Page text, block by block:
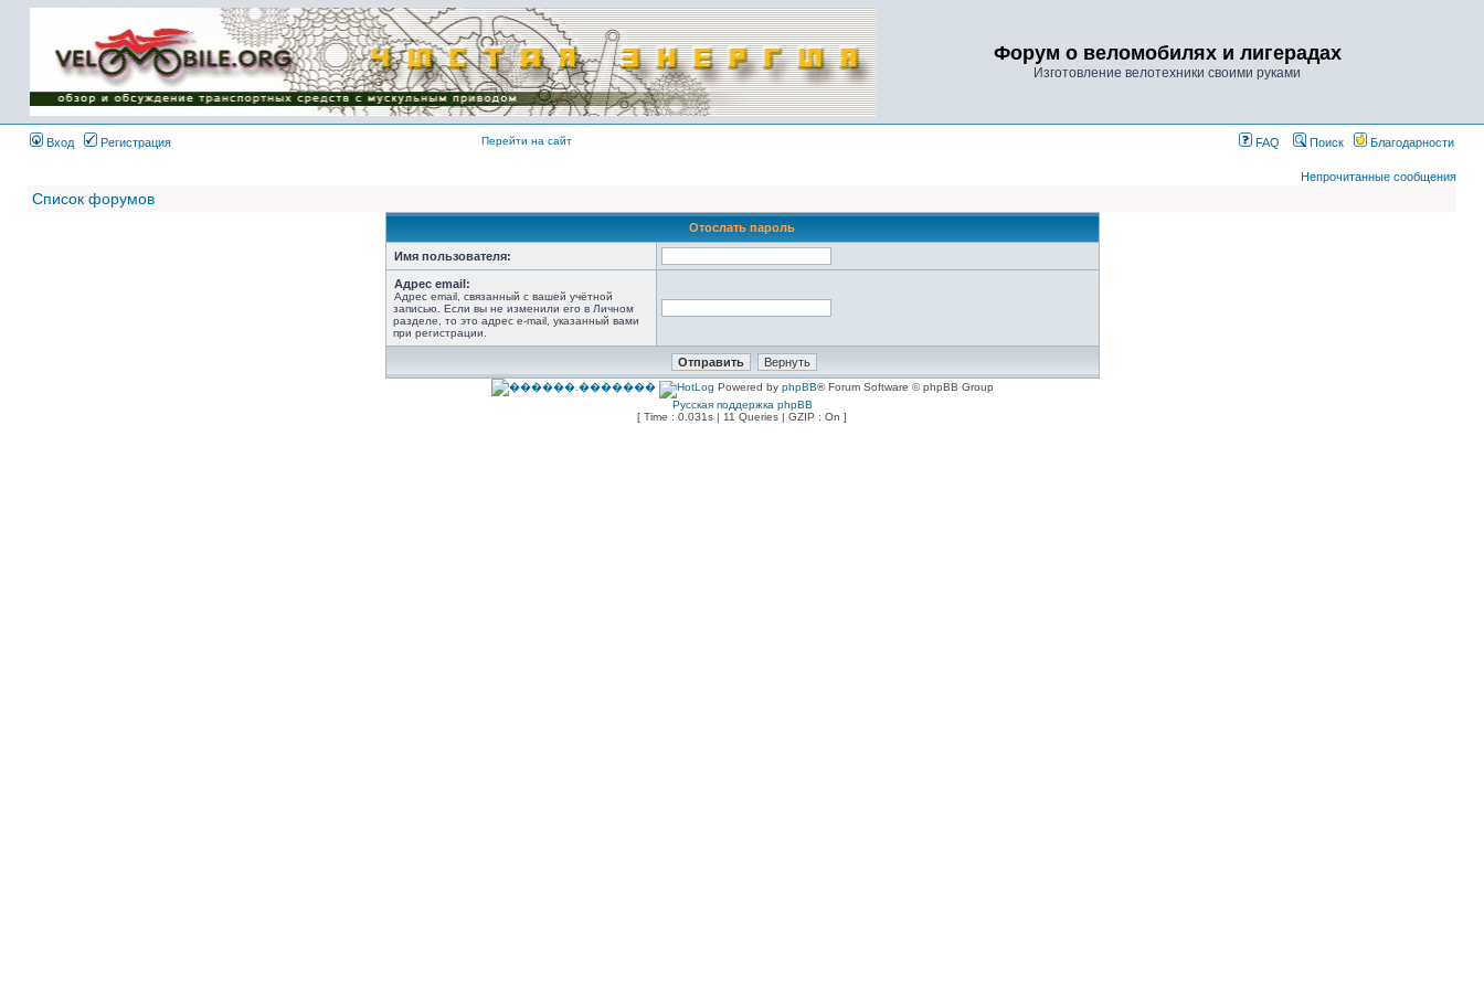
Имя пользователя:
Пароль:
{ LOG_ME_IN_SHORT
}
Форум о веломобилях и лигерадах
Изготовление велотехники своими руками
Вход Регистрация Перейти на сайт FAQ Поиск Благодарности
Непрочитанные сообщения
Список форумов
Отослать пароль
Имя пользователя:
Адрес email:
Адрес email, связанный с вашей учётной
записью. Если вы не изменили его в Личном
разделе, то это адрес e-mail, указанный вами
при регистрации.
Powered by phpBB® Forum Software © phpBB Group
Русская поддержка phpBB
[ Time : 0.031s | 11 Queries | GZIP : On ]